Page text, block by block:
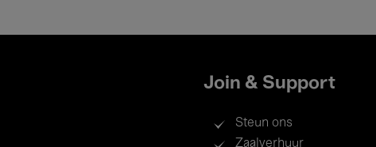
Join & Support
Steun ons
Zaalverhuur